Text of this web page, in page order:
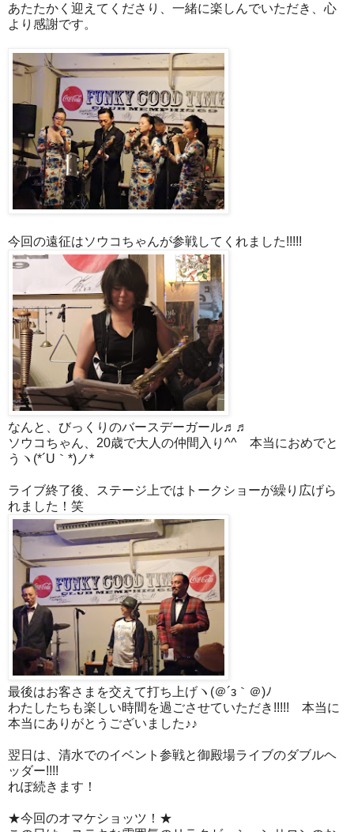
あたたかく迎えてくださり、一緒に楽しんでいただき、心
より感謝です。
今回の遠征はソウコちゃんが参戦してくれました!!!!!
なんと、びっくりのバースデーガール♬♬
ソウコちゃん、20歳で大人の仲間入り^^ 本当におめでと
うヽ(*´U｀*)ノ*
ライブ終了後、ステージ上ではトークショーが繰り広げら
れました！笑
最後はお客さまを交えて打ち上げヽ(＠´з｀＠)ﾉ
わたしたちも楽しい時間を過ごさせていただき!!!!! 本当に
本当にありがとうございました♪♪
翌日は、清水でのイベント参戦と御殿場ライブのダブルヘ
ッダー!!!!
れぽ続きます！
★今回のオマケショッツ！★